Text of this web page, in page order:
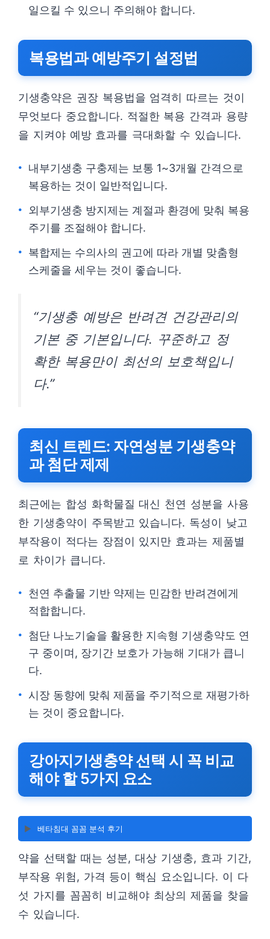
일으킬 수 있으니 주의해야 합니다.
복용법과 예방주기 설정법
기생충약은 권장 복용법을 엄격히 따르는 것이
무엇보다 중요합니다. 적절한 복용 간격과 용량
을 지켜야 예방 효과를 극대화할 수 있습니다.
내부기생충 구충제는 보통 1~3개월 간격으로
복용하는 것이 일반적입니다.
외부기생충 방지제는 계절과 환경에 맞춰 복용
주기를 조절해야 합니다.
복합제는 수의사의 권고에 따라 개별 맞춤형
스케줄을 세우는 것이 좋습니다.
“기생충 예방은 반려견 건강관리의
기본 중 기본입니다. 꾸준하고 정
확한 복용만이 최선의 보호책입니
다.”
최신 트렌드: 자연성분 기생충약
과 첨단 제제
최근에는 합성 화학물질 대신 천연 성분을 사용
한 기생충약이 주목받고 있습니다. 독성이 낮고
부작용이 적다는 장점이 있지만 효과는 제품별
로 차이가 큽니다.
천연 추출물 기반 약제는 민감한 반려견에게
적합합니다.
첨단 나노기술을 활용한 지속형 기생충약도 연
구 중이며, 장기간 보호가 가능해 기대가 큽니
다.
시장 동향에 맞춰 제품을 주기적으로 재평가하
는 것이 중요합니다.
강아지기생충약 선택 시 꼭 비교
해야 할 5가지 요소
▶️ 베타침대 꼼꼼 분석 후기
약을 선택할 때는 성분, 대상 기생충, 효과 기간,
부작용 위험, 가격 등이 핵심 요소입니다. 이 다
섯 가지를 꼼꼼히 비교해야 최상의 제품을 찾을
수 있습니다.